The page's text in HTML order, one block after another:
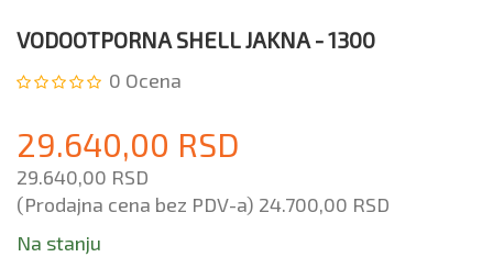
VODOOTPORNA SHELL JAKNA - 1300
0 Ocena
29.640,00 RSD
29.640,00 RSD
(Prodajna cena bez PDV-a) 24.700,00 RSD
Na stanju